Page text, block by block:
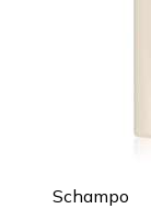
Schampo